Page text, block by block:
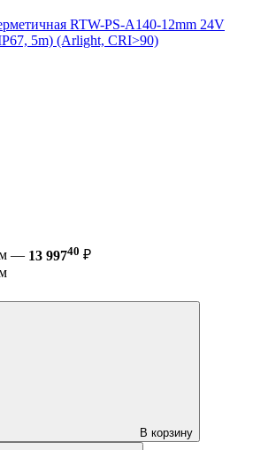
RTW-PS-A140-12mm 24V
5m) (Arlight, CRI>90)
м — 13 99740 ₽
В корзину